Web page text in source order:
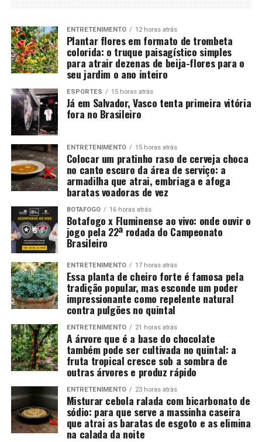
ENTRETENIMENTO 12 horas atrás
Plantar flores em formato de trombeta
colorida: o truque paisagístico simples
para atrair dezenas de beija-flores para o
seu jardim o ano inteiro
ESPORTES 15 horas atrás
Já em Salvador, Vasco tenta primeira vitória
fora no Brasileiro
ENTRETENIMENTO 15 horas atrás
Colocar um pratinho raso de cerveja choca
no canto escuro da área de serviço: a
armadilha que atrai, embriaga e afoga
baratas voadoras de vez
BOTAFOGO 16 horas atrás
Botafogo x Fluminense ao vivo: onde ouvir o
jogo pela 22ª rodada do Campeonato
Brasileiro
ENTRETENIMENTO 17 horas atrás
Essa planta de cheiro forte é famosa pela
tradição popular, mas esconde um poder
impressionante como repelente natural
contra pulgões no quintal
ENTRETENIMENTO 21 horas atrás
A árvore que é a base do chocolate
também pode ser cultivada no quintal: a
fruta tropical cresce sob a sombra de
outras árvores e produz rápido
ENTRETENIMENTO 23 horas atrás
Misturar cebola ralada com bicarbonato de
sódio: para que serve a massinha caseira
que atrai as baratas de esgoto e as elimina
na calada da noite